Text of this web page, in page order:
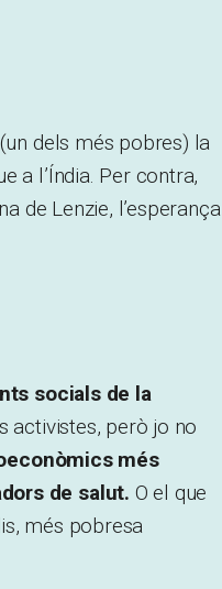
dels més pobres) la
a l’Índia. Per contra,
de Lenzie, l’esperança
socials de la
activistes, però jo no
més
de salut. O el que
més pobresa